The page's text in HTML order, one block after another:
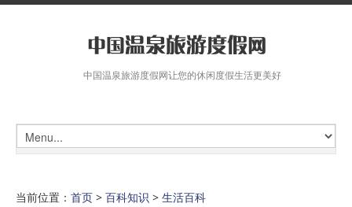
中国温泉旅游度假网让您的休闲度假生活更美好
当前位置： 首页 > 百科知识 > 生活百科